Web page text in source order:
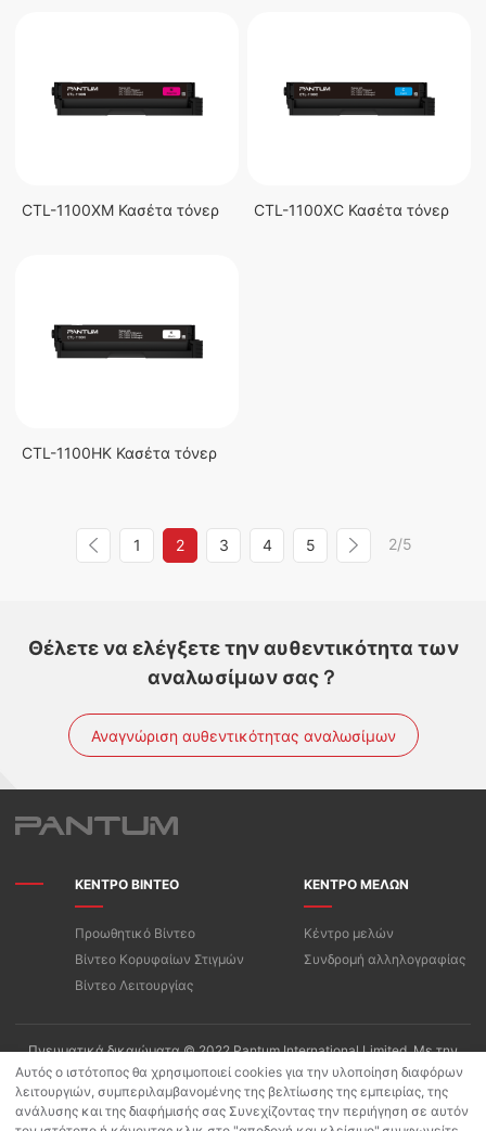
CTL-1100XM Κασέτα τόνερ CTL-1100XC Κασέτα τόνερ
CTL-1100HK Κασέτα τόνερ
1 2 3 4 5 2/5
Θέλετε να ελέγξετε την αυθεντικότητα των
αναλωσίμων σας？
Αναγνώριση αυθεντικότητας αναλωσίμων
ΚΕΝΤΡΟ ΒΙΝΤΕΟ
Προωθητικό Βίντεο
Βίντεο Κορυφαίων Στιγμών
Βίντεο Λειτουργίας
ΚΕΝΤΡΟ ΜΕΛΩΝ
Κέντρο μελών
Συνδρομή αλληλογραφίας
Πνευματικά δικαιώματα © 2022 Pantum International Limited. Με την
επιφύλαξη παντός δικαιώματος
Όροι Χρήσης/Πολιτική Απορρήτου της «PANTUM»
Πολιτική προστασίας προσωπικών δεδομένων για Pantum App
Αυτός ο ιστότοπος θα χρησιμοποιεί cookies για την υλοποίηση διαφόρων
λειτουργιών, συμπεριλαμβανομένης της βελτίωσης της εμπειρίας, της
ανάλυσης και της διαφήμισής σας Συνεχίζοντας την περιήγηση σε αυτόν